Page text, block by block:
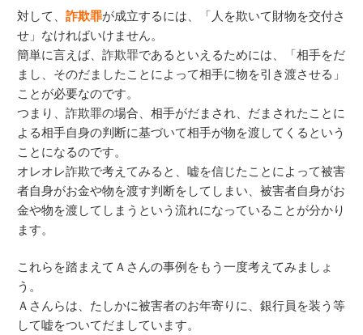
対して、詐欺罪が成立するには、「人を欺いて財物を交付さ
せ」なければいけません。
簡単に言えば、詐欺罪であるといえるためには、「相手をだ
まし、そのだましたことによって相手に物を引き渡させる」
ことが必要なのです。
つまり、詐欺罪の場合、相手がだまされ、だまされたことに
よる相手自身の判断に基づいて相手が物を渡してくるという
ことになるのです。
オレオレ詐欺で考えてみると、嘘を信じたことによって被害
者自身がお金や物を渡す判断をしてしまい、被害者自身がお
金や物を渡してしまうという流れになっていることが分かり
ます。
これらを踏まえてＡさんの事例をもう一度考えてみましょ
う。
Ａさんらは、たしかに被害者のお年寄りに、銀行員を装う等
して嘘をついてだましています。